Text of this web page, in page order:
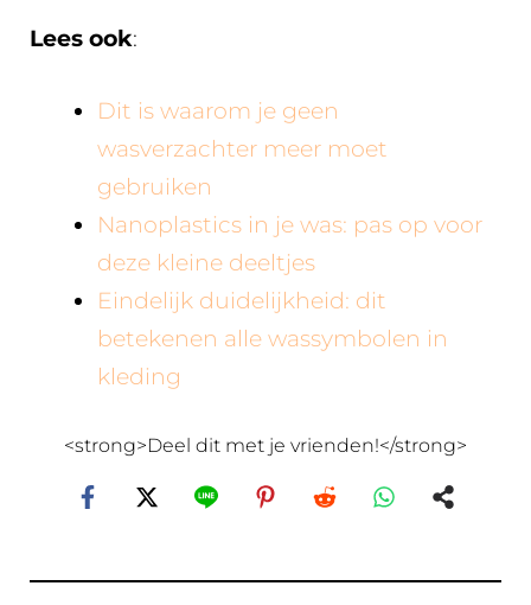
Lees ook:
Dit is waarom je geen
wasverzachter meer moet
gebruiken
Nanoplastics in je was: pas op voor
deze kleine deeltjes
Eindelijk duidelijkheid: dit
betekenen alle wassymbolen in
kleding
<strong>Deel dit met je vrienden!</strong>